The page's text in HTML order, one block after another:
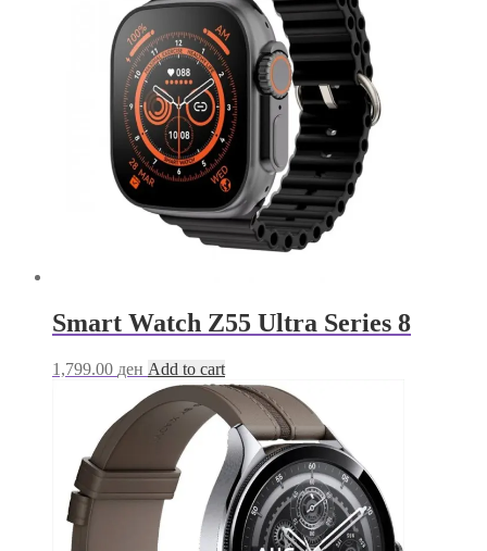
Smart Watch Z55 Ultra Series 8
1,799.00 ден Add to cart